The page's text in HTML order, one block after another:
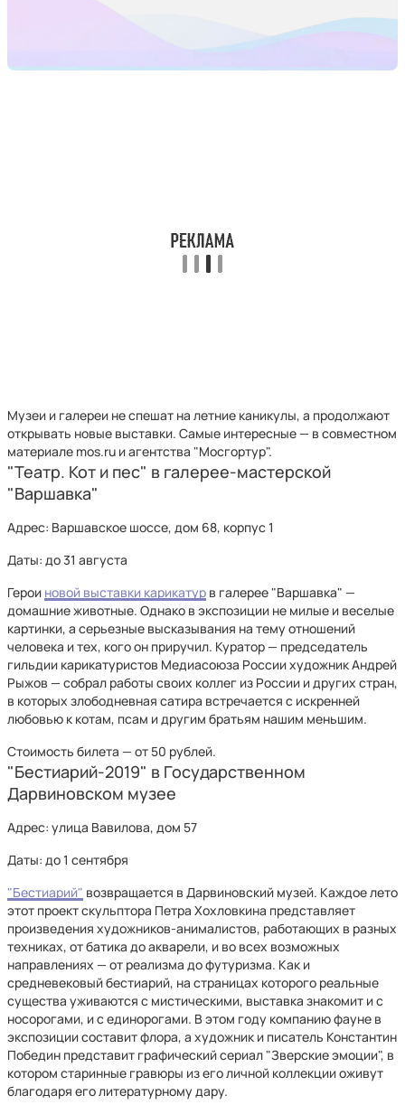
Музеи и галереи не спешат на летние каникулы, а продолжают
открывать новые выставки. Самые интересные — в совместном
материале mos.ru и агентства "Мосгортур".
"Театр. Кот и пес" в галерее-мастерской
"Варшавка"
Адрес: Варшавское шоссе, дом 68, корпус 1
Даты: до 31 августа
Герои новой выставки карикатур в галерее "Варшавка" —
домашние животные. Однако в экспозиции не милые и веселые
картинки, а серьезные высказывания на тему отношений
человека и тех, кого он приручил. Куратор — председатель
гильдии карикатуристов Медиасоюза России художник Андрей
Рыжов — собрал работы своих коллег из России и других стран,
в которых злободневная сатира встречается с искренней
любовью к котам, псам и другим братьям нашим меньшим.
Стоимость билета — от 50 рублей.
"Бестиарий-2019" в Государственном
Дарвиновском музее
Адрес: улица Вавилова, дом 57
Даты: до 1 сентября
"Бестиарий" возвращается в Дарвиновский музей. Каждое лето
этот проект скульптора Петра Хохловкина представляет
произведения художников-анималистов, работающих в разных
техниках, от батика до акварели, и во всех возможных
направлениях — от реализма до футуризма. Как и
средневековый бестиарий, на страницах которого реальные
существа уживаются с мистическими, выставка знакомит и с
носорогами, и с единорогами. В этом году компанию фауне в
экспозиции составит флора, а художник и писатель Константин
Победин представит графический сериал "Зверские эмоции", в
котором старинные гравюры из его личной коллекции оживут
благодаря его литературному дару.